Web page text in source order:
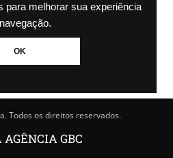
para melhorar sua experiência
OK
2024 CANOAS: Odirlei Campiol
transporte por aplicativo
da prefeitura
21/08/2024 - 15h21
Todos os direitos reservados.
GBC